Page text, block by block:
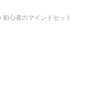
初心者のマインドセット